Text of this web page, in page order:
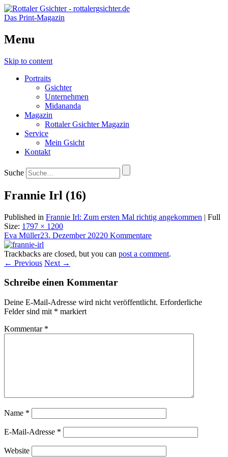
Das Print-Magazin
Menu
Skip to content
Portraits
Gsichter
Unternehmen
Midananda
Magazin
Rottaler Gsichter Magazin
Service
Mein Gsicht
Kontakt
Suche
Frannie Irl (16)
Published in Frannie Irl: Zum ersten Mal richtig angekommen | Full
Size: 1797 × 1200
Eva Müller23. Dezember 20220 Kommentare
Trackbacks are closed, but you can post a comment.
← Previous Next →
Schreibe einen Kommentar
Deine E-Mail-Adresse wird nicht veröffentlicht. Erforderliche
Felder sind mit * markiert
Kommentar *
Name *
E-Mail-Adresse *
Website